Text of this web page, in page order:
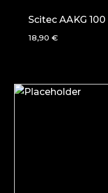
Scitec AAKG
18,90 €